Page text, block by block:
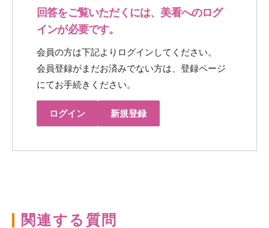
回答をご覧いただくには、美看へのログ
インが必要です。
会員の方は下記よりログインしてください。
会員登録がまだお済みでない方は、登録ページ
にてお手続きください。
ログイン 新規登録
関連する質問